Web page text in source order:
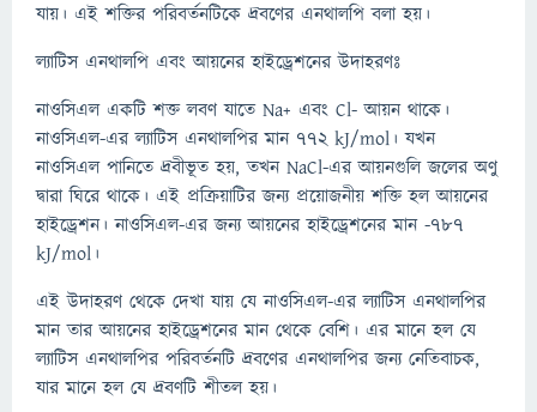
যায়। এই শক্তির পরিবর্তনটিকে দ্রবণের এনথালপি বলা হয়।
ল্যাটিস এনথালপি এবং আয়নের হাইড্রেশনের উদাহরণঃ
নাওসিএল একটি শক্ত লবণ যাতে Na+ এবং Cl- আয়ন থাকে।
নাওসিএল-এর ল্যাটিস এনথালপির মান 772 kJ/mol। যখন
নাওসিএল পানিতে দ্রবীভূত হয়, তখন NaCl-এর আয়নগুলি জলের অণু
দ্বারা ঘিরে থাকে। এই প্রক্রিয়াটির জন্য প্রয়োজনীয় শক্তি হল আয়নের
হাইড্রেশন। নাওসিএল-এর জন্য আয়নের হাইড্রেশনের মান -787
kJ/mol।
এই উদাহরণ থেকে দেখা যায় যে নাওসিএল-এর ল্যাটিস এনথালপির
মান তার আয়নের হাইড্রেশনের মান থেকে বেশি। এর মানে হল যে
ল্যাটিস এনথালপির পরিবর্তনটি দ্রবণের এনথালপির জন্য নেতিবাচক,
যার মানে হল যে দ্রবণটি শীতল হয়।